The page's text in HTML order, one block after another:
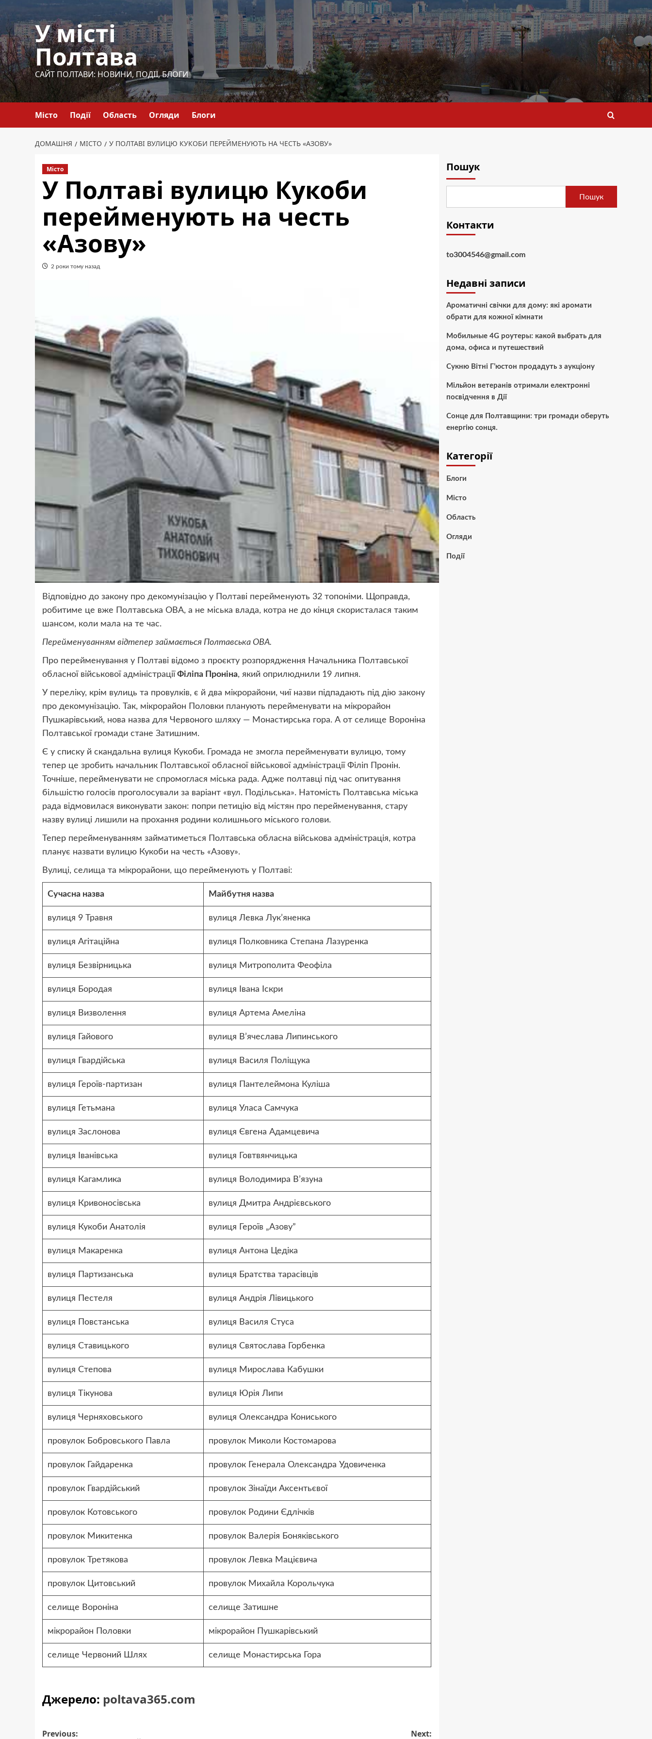
до
вмісту
У місті
Полтава
САЙТ ПОЛТАВИ: НОВИНИ, ПОДІЇ, БЛОГИ
Місто Події Область Огляди Блоги
ДОМАШНЯ МІСТО У ПОЛТАВІ ВУЛИЦЮ КУКОБИ ПЕРЕЙМЕНУЮТЬ НА ЧЕСТЬ «АЗОВУ»
Місто
У Полтаві вулицю Кукоби
перейменують на честь
«Азову»
2 роки тому назад
Відповідно до закону про декомунізацію у Полтаві перейменують 32 топоніми. Щоправда,
робитиме це вже Полтавська ОВА, а не міська влада, котра не до кінця скористалася таким
шансом, коли мала на те час.
Перейменуванням відтепер займається Полтавська ОВА.
Про перейменування у Полтаві відомо з проєкту розпорядження Начальника Полтавської
обласної військової адміністрації Філіпа Проніна, який оприлюднили 19 липня.
У переліку, крім вулиць та провулків, є й два мікрорайони, чиї назви підпадають під дію закону
про декомунізацію. Так, мікрорайон Половки планують перейменувати на мікрорайон
Пушкарівський, нова назва для Червоного шляху — Монастирська гора. А от селище Вороніна
Полтавської громади стане Затишним.
Є у списку й скандальна вулиця Кукоби. Громада не змогла перейменувати вулицю, тому
тепер це зробить начальник Полтавської обласної військової адміністрації Філіп Пронін.
Точніше, перейменувати не спромоглася міська рада. Адже полтавці під час опитування
більшістю голосів проголосували за варіант «вул. Подільська». Натомість Полтавська міська
рада відмовилася виконувати закон: попри петицію від містян про перейменування, стару
назву вулиці лишили на прохання родини колишнього міського голови.
Тепер перейменуванням займатиметься Полтавська обласна військова адміністрація, котра
планує назвати вулицю Кукоби на честь «Азову».
Вулиці, селища та мікрорайони, що перейменують у Полтаві:
Сучасна назва Майбутня назва
вулиця 9 Травня вулиця Левка Лук’яненка
вулиця Агітаційна вулиця Полковника Степана Лазуренка
вулиця Безвірницька вулиця Митрополита Феофіла
вулиця Бородая вулиця Івана Іскри
вулиця Визволення вулиця Артема Амеліна
вулиця Гайового вулиця В’ячеслава Липинського
вулиця Гвардійська вулиця Василя Поліщука
вулиця Героїв-партизан вулиця Пантелеймона Куліша
вулиця Гетьмана вулиця Уласа Самчука
вулиця Заслонова вулиця Євгена Адамцевича
вулиця Іванівська вулиця Говтвянчицька
вулиця Кагамлика вулиця Володимира В’язуна
вулиця Кривоносівська вулиця Дмитра Андрієвського
вулиця Кукоби Анатолія вулиця Героїв „Азову”
вулиця Макаренка вулиця Антона Цедіка
вулиця Партизанська вулиця Братства тарасівців
вулиця Пестеля вулиця Андрія Лівицького
вулиця Повстанська вулиця Василя Стуса
вулиця Ставицького вулиця Святослава Горбенка
вулиця Степова вулиця Мирослава Кабушки
вулиця Тікунова вулиця Юрія Липи
вулиця Черняховського вулиця Олександра Кониського
провулок Бобровського Павла провулок Миколи Костомарова
провулок Гайдаренка провулок Генерала Олександра Удовиченка
провулок Гвардійський провулок Зінаїди Аксентьєвої
провулок Котовського провулок Родини Єдлічків
провулок Микитенка провулок Валерія Боняківського
провулок Третякова провулок Левка Мацієвича
провулок Цитовський провулок Михайла Корольчука
селище Вороніна селище Затишне
мікрорайон Половки мікрорайон Пушкарівський
селище Червоний Шлях селище Монастирська Гора
Джерело: poltava365.com
Previous: Next:
Пошук
Пошук
Контакти
to3004546@gmail.com
Недавні записи
Ароматичні свічки для дому: які аромати
обрати для кожної кімнати
Мобильные 4G роутеры: какой выбрать для
дома, офиса и путешествий
Сукню Вітні Г’юстон продадуть з аукціону
Мільйон ветеранів отримали електронні
посвідчення в Дії
Сонце для Полтавщини: три громади оберуть
енергію сонця.
Категорії
Блоги
Місто
Область
Огляди
Події